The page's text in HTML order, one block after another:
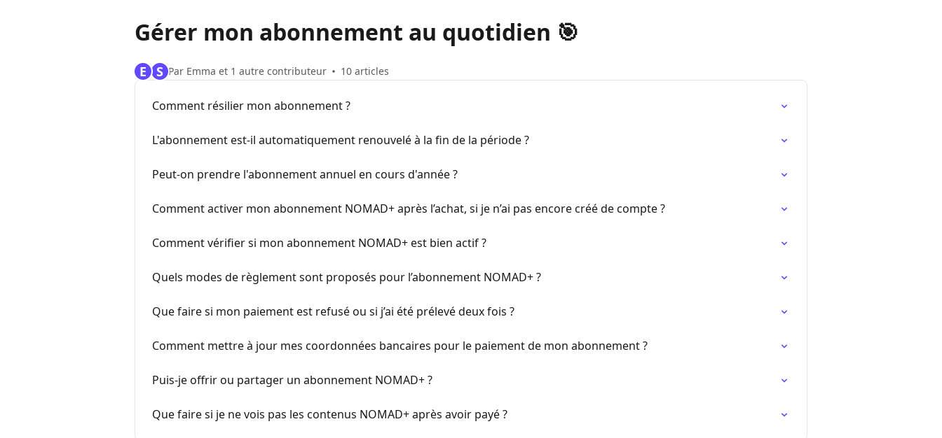
Gérer mon abonnement au quotidien 🎯
E S Par Emma et 1 autre contributeur 10 articles
Comment résilier mon abonnement ?
L'abonnement est-il automatiquement renouvelé à la fin de la période ?
Peut-on prendre l'abonnement annuel en cours d'année ?
Comment activer mon abonnement NOMAD+ après l’achat, si je n’ai pas encore créé de compte ?
Comment vérifier si mon abonnement NOMAD+ est bien actif ?
Quels modes de règlement sont proposés pour l’abonnement NOMAD+ ?
Que faire si mon paiement est refusé ou si j’ai été prélevé deux fois ?
Comment mettre à jour mes coordonnées bancaires pour le paiement de mon abonnement ?
Puis-je offrir ou partager un abonnement NOMAD+ ?
Que faire si je ne vois pas les contenus NOMAD+ après avoir payé ?